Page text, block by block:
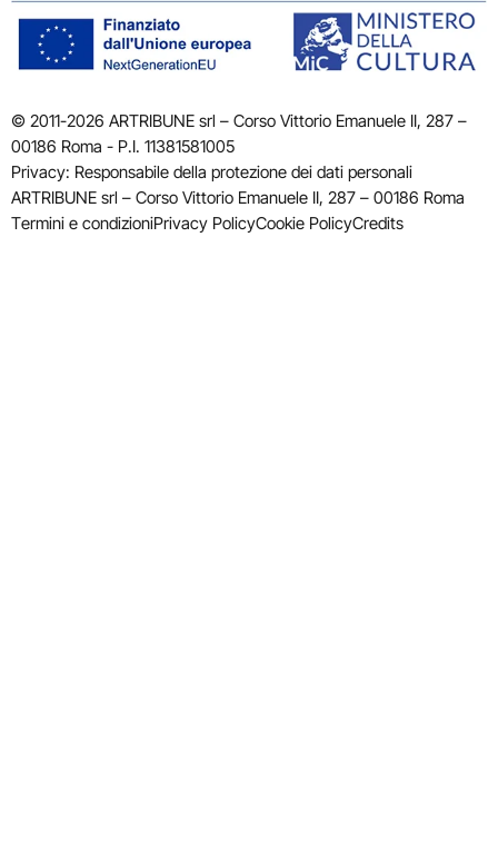
© 2011-2026 ARTRIBUNE srl – Corso Vittorio Emanuele II, 287 –
00186 Roma - P.I. 11381581005
Privacy: Responsabile della protezione dei dati personali
ARTRIBUNE srl – Corso Vittorio Emanuele II, 287 – 00186 Roma
Termini e condizioniPrivacy PolicyCookie PolicyCredits